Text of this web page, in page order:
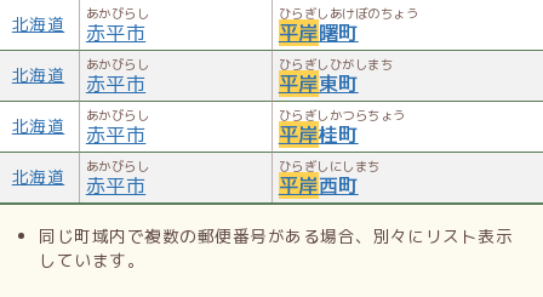
4-13）の本社が存在していた。
団体
平岸中央商店街振興組合（平岸3-2）／平岸天神ソーラン踊
り保存会（平岸天神）（YOSAKOIソーラン祭り第
3,4,7,8,12,17,18回大賞チーム）／平岸天神太鼓保存会／地
域交流サロンぴらけし／南平岸商店街振興組合（平岸3-13）
／末広商店街振興組合（平岸4-5）／平岸まちづくり協議会
（まちづくりネットワーク平岸）（平岸2-7）／まちづくり
会「いきいき南平岸」（平岸2-14）／札幌商工会議所豊平支
北海道 あかびらし
赤平市
ひらぎしあけぼのちょう
平岸曙町
北海道 あかびらし
赤平市
ひらぎしひがしまち
平岸東町
北海道 あかびらし
赤平市
ひらぎしかつらちょう
平岸桂町
北海道 あかびらし
赤平市
ひらぎしにしまち
平岸西町
同じ町域内で複数の郵便番号がある場合、別々にリスト表示
しています。